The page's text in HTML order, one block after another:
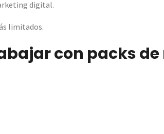
digital.
limitados.
con packs de